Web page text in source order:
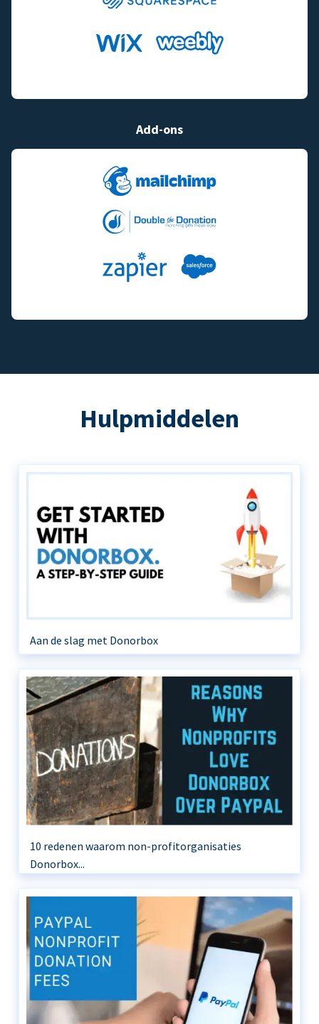
Add-ons
Hulpmiddelen
Aan de slag met Donorbox
10 redenen waarom non-profitorganisaties
Donorbox...